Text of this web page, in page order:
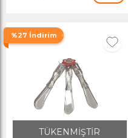
%27 İndirim
TÜKENMİŞTİR